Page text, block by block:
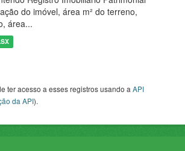
do imóvel, área m² do terreno,
área...
ter acesso a esses registros usando aAPI
da API).